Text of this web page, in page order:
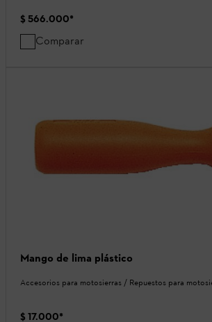
$ 566.000*
Comparar
Mango de lima plástico
Accesorios para motosierras / Repuestos para
$ 17.000*